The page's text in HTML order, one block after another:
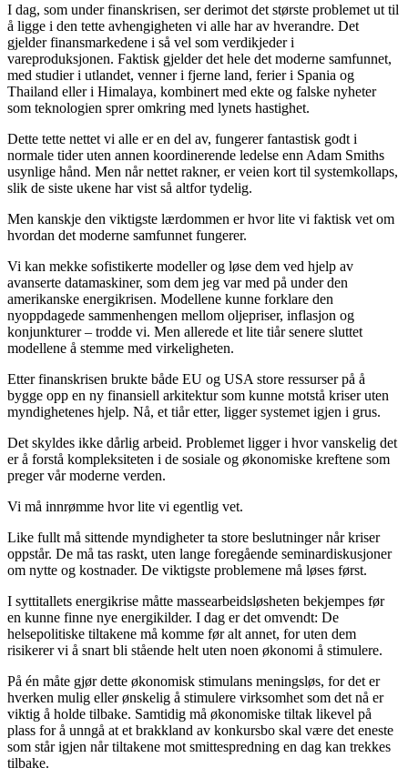
I dag, som under finanskrisen, ser derimot det største problemet ut til
å ligge i den tette avhengigheten vi alle har av hverandre. Det
gjelder finansmarkedene i så vel som verdikjeder i
vareproduksjonen. Faktisk gjelder det hele det moderne samfunnet,
med studier i utlandet, venner i fjerne land, ferier i Spania og
Thailand eller i Himalaya, kombinert med ekte og falske nyheter
som teknologien sprer omkring med lynets hastighet.
Dette tette nettet vi alle er en del av, fungerer fantastisk godt i
normale tider uten annen koordinerende ledelse enn Adam Smiths
usynlige hånd. Men når nettet rakner, er veien kort til systemkollaps,
slik de siste ukene har vist så altfor tydelig.
Men kanskje den viktigste lærdommen er hvor lite vi faktisk vet om
hvordan det moderne samfunnet fungerer.
Vi kan mekke sofistikerte modeller og løse dem ved hjelp av
avanserte datamaskiner, som dem jeg var med på under den
amerikanske energikrisen. Modellene kunne forklare den
nyoppdagede sammenhengen mellom oljepriser, inflasjon og
konjunkturer – trodde vi. Men allerede et lite tiår senere sluttet
modellene å stemme med virkeligheten.
Etter finanskrisen brukte både EU og USA store ressurser på å
bygge opp en ny finansiell arkitektur som kunne motstå kriser uten
myndighetenes hjelp. Nå, et tiår etter, ligger systemet igjen i grus.
Det skyldes ikke dårlig arbeid. Problemet ligger i hvor vanskelig det
er å forstå kompleksiteten i de sosiale og økonomiske kreftene som
preger vår moderne verden.
Vi må innrømme hvor lite vi egentlig vet.
Like fullt må sittende myndigheter ta store beslutninger når kriser
oppstår. De må tas raskt, uten lange foregående seminardiskusjoner
om nytte og kostnader. De viktigste problemene må løses først.
I syttitallets energikrise måtte massearbeidsløsheten bekjempes før
en kunne finne nye energikilder. I dag er det omvendt: De
helsepolitiske tiltakene må komme før alt annet, for uten dem
risikerer vi å snart bli stående helt uten noen økonomi å stimulere.
På én måte gjør dette økonomisk stimulans meningsløs, for det er
hverken mulig eller ønskelig å stimulere virksomhet som det nå er
viktig å holde tilbake. Samtidig må økonomiske tiltak likevel på
plass for å unngå at et brakkland av konkursbo skal være det eneste
som står igjen når tiltakene mot smittespredning en dag kan trekkes
tilbake.